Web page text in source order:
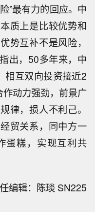
”最有力的回应。中
质上是比较优势和
势互补不是风险，
出，50多年来，中
相互双向投资接近2
动力强劲，前景广
律，损人不利己。
贸关系，同中方一
蛋糕，实现互利共
编辑：陈琰 SN225